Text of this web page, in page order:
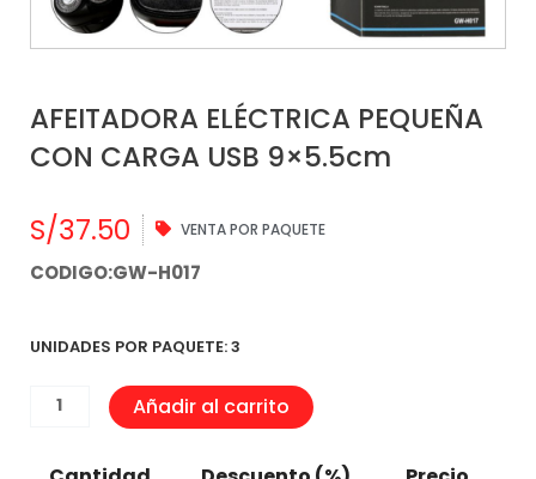
AFEITADORA ELÉCTRICA PEQUEÑA
CON CARGA USB 9×5.5cm
S/37.50 VENTA POR PAQUETE
CODIGO:GW-H017
UNIDADES POR PAQUETE: 3
AFEITADORA
ELÉCTRICA
PEQUEÑA
Añadir al carrito